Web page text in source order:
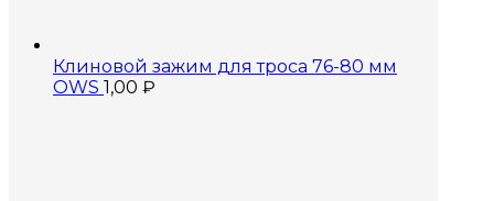
Клиновой зажим для троса 76-80 мм
OWS 1,00 ₽